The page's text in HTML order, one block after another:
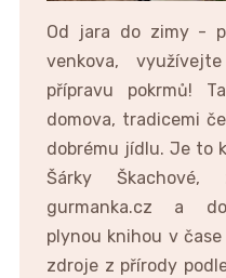
Od jara do zimy -
venkova,
přípravu pokrmů!
domova, tradicemi
dobrému jídlu. Je to
Šárky Škachové,
gurmanka.cz a
plynou knihou v
zdroje z přírody